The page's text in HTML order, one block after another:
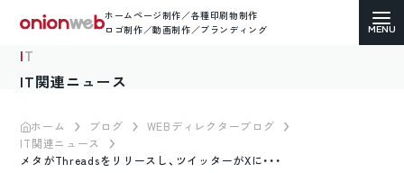
ホームページ制作／各種印刷物制作
ロゴ制作／動画制作／ブランディング
ホームページ制作
IT
IT関連ニュース
ホーム ブログ
WEBディレクターブログ
IT関連ニュース
メタがThreadsをリリースし、ツイッターがXに・・・